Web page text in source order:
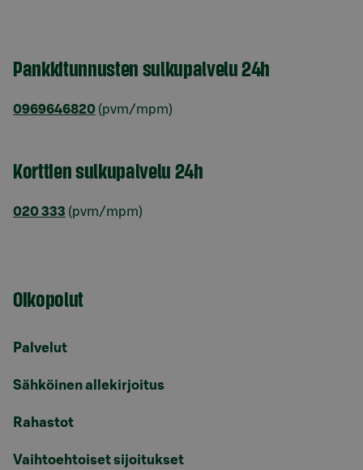
Pankkitunnusten sulkupalvelu 24h
0969646820 (pvm/mpm)
Korttien sulkupalvelu 24h
020 333 (pvm/mpm)
Oikopolut
Palvelut
Sähköinen allekirjoitus
Rahastot
Vaihtoehtoiset sijoitukset